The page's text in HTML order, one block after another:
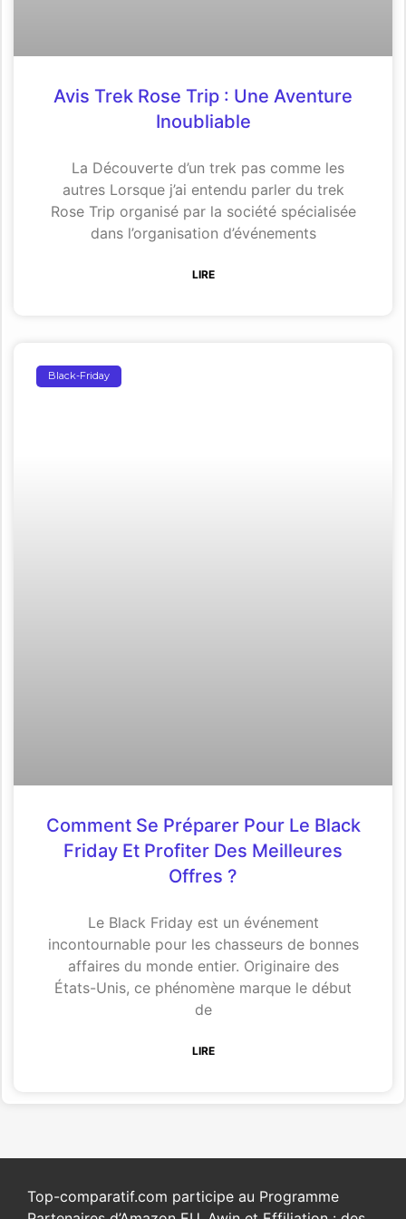
Avis Trek Rose Trip : Une Aventure
Inoubliable
La Découverte d’un trek pas comme les
autres Lorsque j’ai entendu parler du trek
Rose Trip organisé par la société spécialisée
dans l’organisation d’événements
LIRE
Black-Friday
Comment Se Préparer Pour Le Black
Friday Et Profiter Des Meilleures
Offres ?
Le Black Friday est un événement
incontournable pour les chasseurs de bonnes
affaires du monde entier. Originaire des
États-Unis, ce phénomène marque le début
de
LIRE
Top-comparatif.com participe au Programme